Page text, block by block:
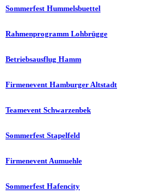
Sommerfest Hummelsbuettel
Rahmenprogramm Lohbrügge
Betriebsausflug Hamm
Firmenevent Hamburger Altstadt
Teamevent Schwarzenbek
Sommerfest Stapelfeld
Firmenevent Aumuehle
Sommerfest Hafencity